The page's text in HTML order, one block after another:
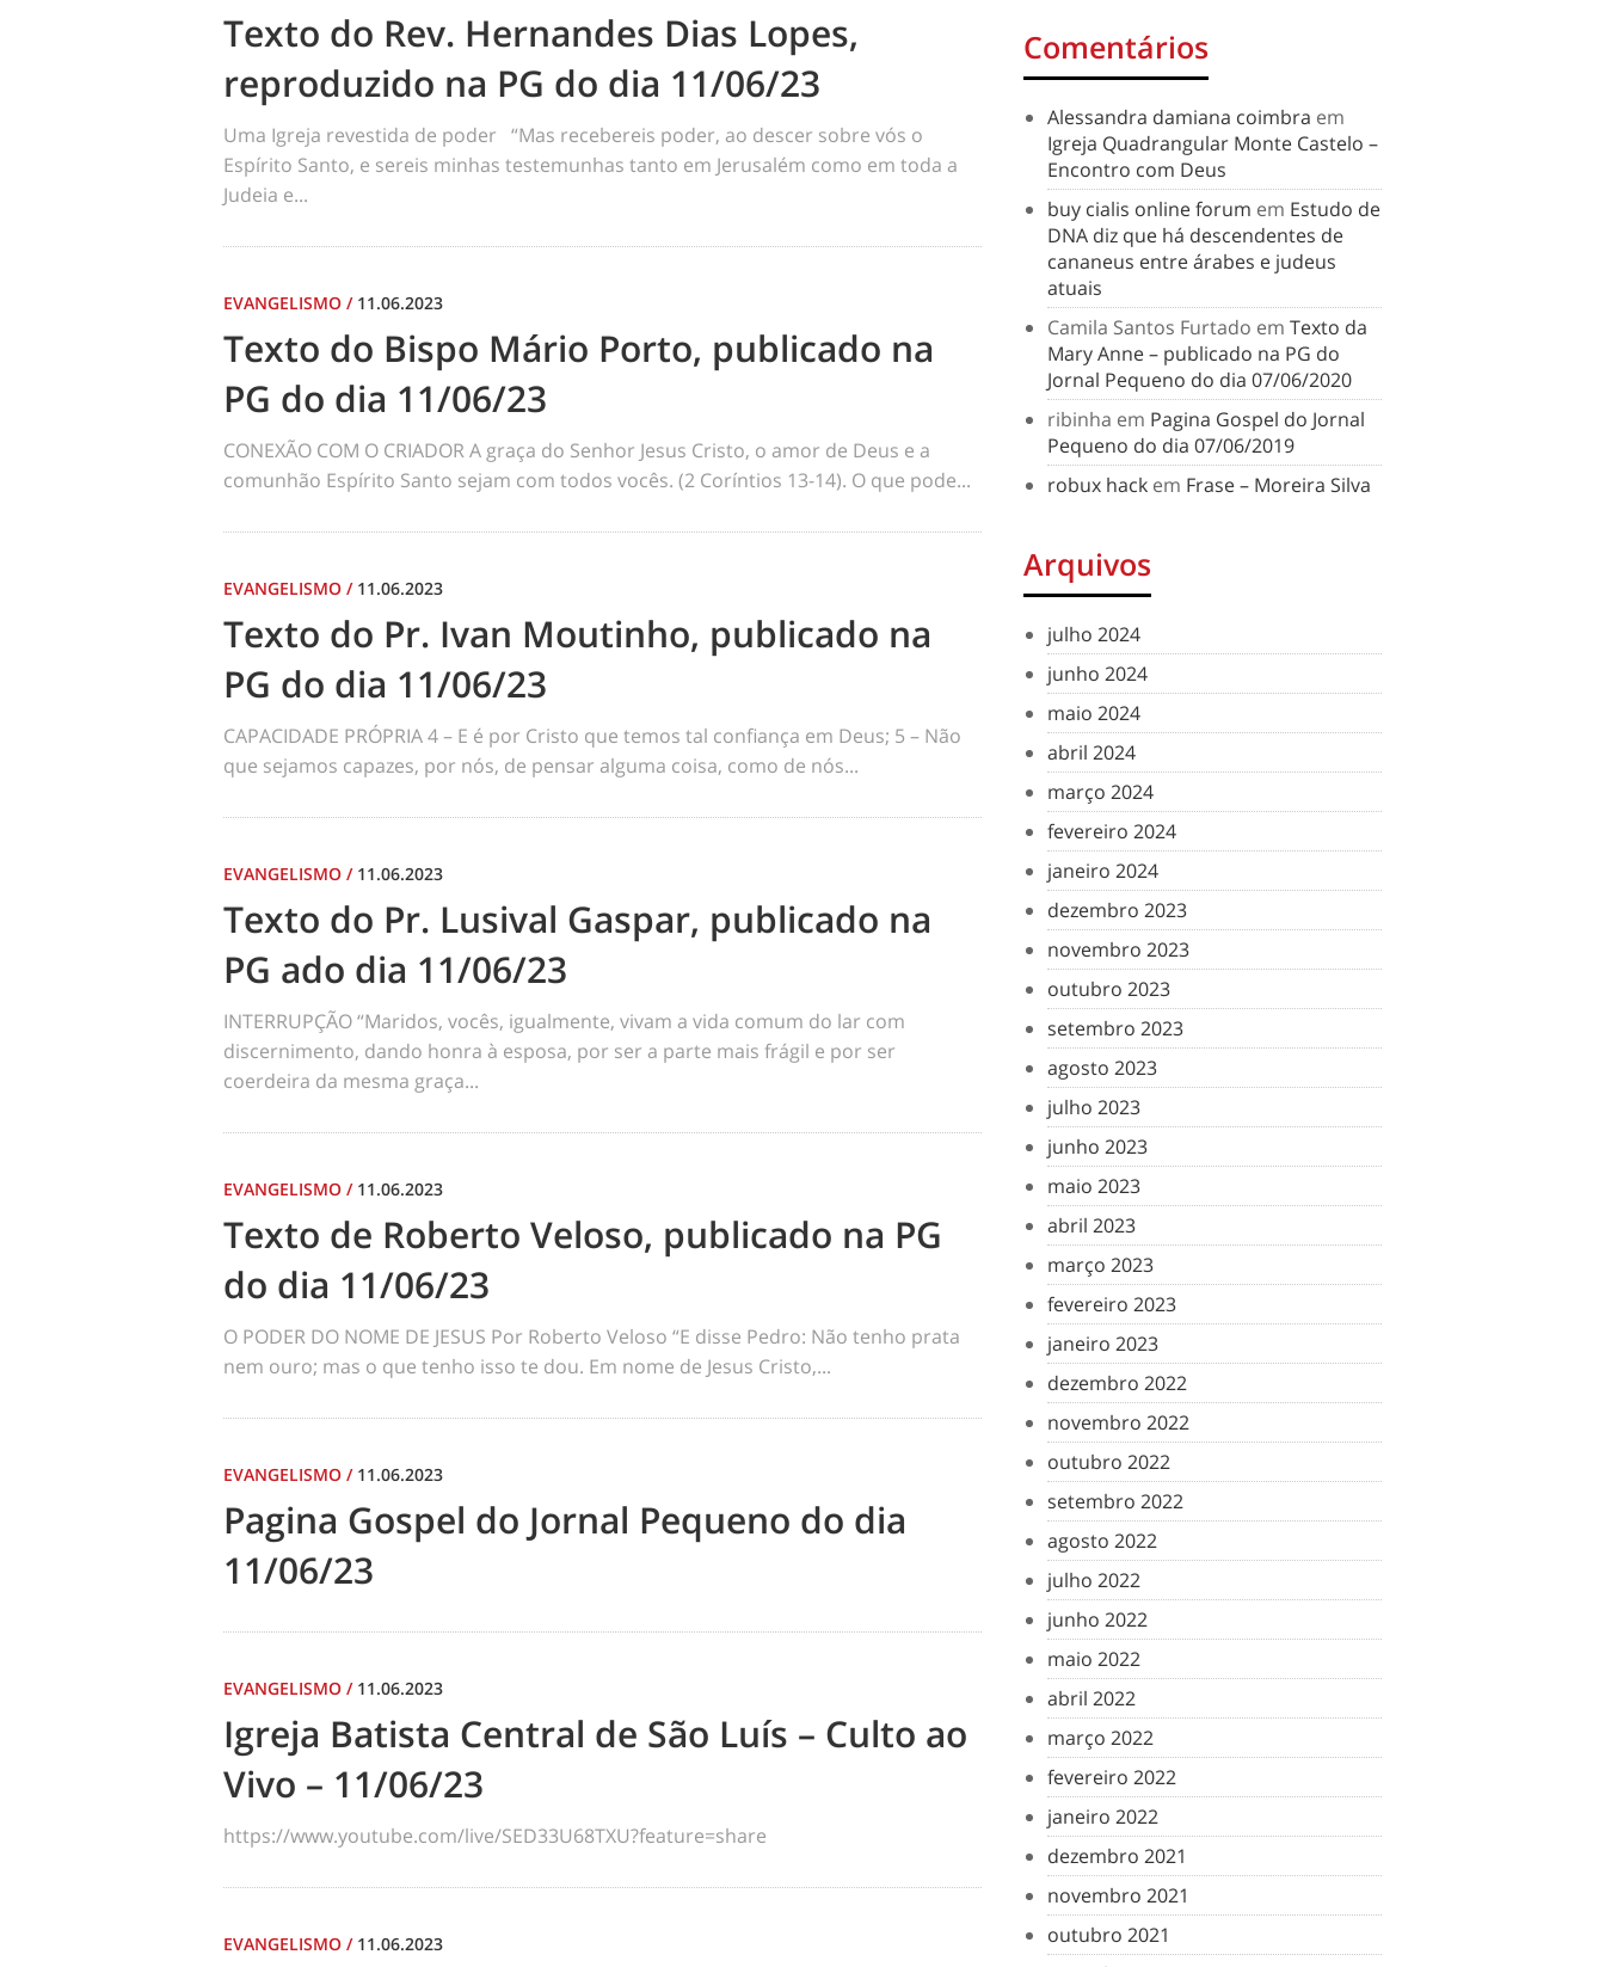
Texto do Rev. Hernandes Dias Lopes,
reproduzido na PG do dia 11/06/23
Uma Igreja revestida de poder “Mas recebereis poder, ao descer sobre vós o
Espírito Santo, e sereis minhas testemunhas tanto em Jerusalém como em toda a
Judeia e...
EVANGELISMO / 11.06.2023
Texto do Bispo Mário Porto, publicado na
PG do dia 11/06/23
CONEXÃO COM O CRIADOR A graça do Senhor Jesus Cristo, o amor de Deus e a
comunhão Espírito Santo sejam com todos vocês. (2 Coríntios 13-14). O que pode...
EVANGELISMO / 11.06.2023
Texto do Pr. Ivan Moutinho, publicado na
PG do dia 11/06/23
CAPACIDADE PRÓPRIA 4 – E é por Cristo que temos tal confiança em Deus; 5 – Não
que sejamos capazes, por nós, de pensar alguma coisa, como de nós...
EVANGELISMO / 11.06.2023
Texto do Pr. Lusival Gaspar, publicado na
PG ado dia 11/06/23
INTERRUPÇÃO “Maridos, vocês, igualmente, vivam a vida comum do lar com
discernimento, dando honra à esposa, por ser a parte mais frágil e por ser
coerdeira da mesma graça...
EVANGELISMO / 11.06.2023
Texto de Roberto Veloso, publicado na PG
do dia 11/06/23
O PODER DO NOME DE JESUS Por Roberto Veloso “E disse Pedro: Não tenho prata
nem ouro; mas o que tenho isso te dou. Em nome de Jesus Cristo,...
EVANGELISMO / 11.06.2023
Pagina Gospel do Jornal Pequeno do dia
11/06/23
EVANGELISMO / 11.06.2023
Igreja Batista Central de São Luís – Culto ao
Vivo – 11/06/23
https://www.youtube.com/live/SED33U68TXU?feature=share
EVANGELISMO / 11.06.2023
Comentários
Alessandra damiana coimbra em
Igreja Quadrangular Monte Castelo –
Encontro com Deus
buy cialis online forum em Estudo de
DNA diz que há descendentes de
cananeus entre árabes e judeus
atuais
Camila Santos Furtado em Texto da
Mary Anne – publicado na PG do
Jornal Pequeno do dia 07/06/2020
ribinha em Pagina Gospel do Jornal
Pequeno do dia 07/06/2019
robux hack em Frase – Moreira Silva
Arquivos
julho 2024
junho 2024
maio 2024
abril 2024
março 2024
fevereiro 2024
janeiro 2024
dezembro 2023
novembro 2023
outubro 2023
setembro 2023
agosto 2023
julho 2023
junho 2023
maio 2023
abril 2023
março 2023
fevereiro 2023
janeiro 2023
dezembro 2022
novembro 2022
outubro 2022
setembro 2022
agosto 2022
julho 2022
junho 2022
maio 2022
abril 2022
março 2022
fevereiro 2022
janeiro 2022
dezembro 2021
novembro 2021
outubro 2021